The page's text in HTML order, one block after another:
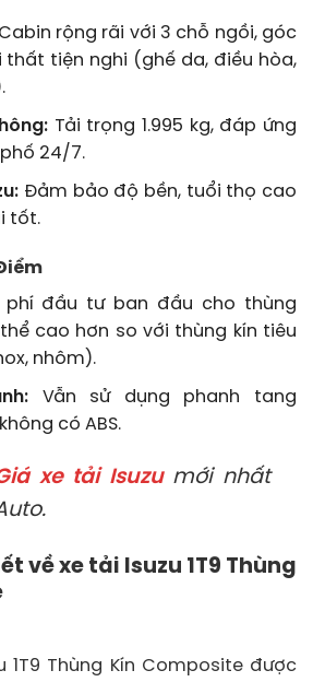
Cabin rộng rãi với 3 chỗ ngồi, góc
thất tiện nghi (ghế da, điều hòa,
Tải trọng 1.995 kg, đáp ứng
24/7.
Đảm bảo độ bền, tuổi thọ cao
tốt.
đầu tư ban đầu cho thùng
cao hơn so với thùng kín tiêu
nhôm).
Vẫn sử dụng phanh tang
có ABS.
xe tải Isuzumới nhất
về xe tải Isuzu 1T9 Thùng
1T9 Thùng Kín Composite được